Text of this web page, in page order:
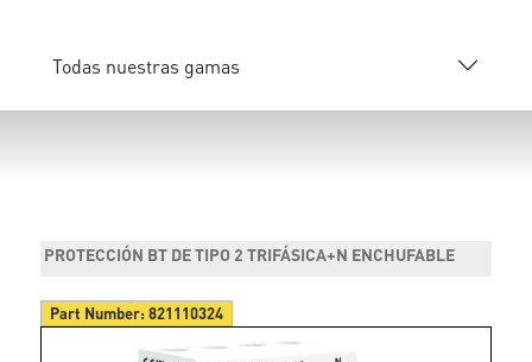
Todas nuestras gamas
PROTECCIÓN BT DE TIPO 2 TRIFÁSICA+N ENCHUFABLE
Part Number:821110324